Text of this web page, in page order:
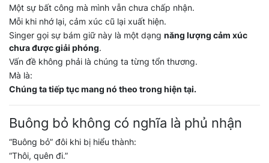
Một sự bất công mà mình vẫn chưa chấp nhận.
Mỗi khi nhớ lại, cảm xúc cũ lại xuất hiện.
Singer gọi sự bám giữ này là một dạng năng lượng cảm xúc
chưa được giải phóng.
Vấn đề không phải là chúng ta từng tổn thương.
Mà là:
Chúng ta tiếp tục mang nó theo trong hiện tại.
Buông bỏ không có nghĩa là phủ nhận
“Buông bỏ” đôi khi bị hiểu thành:
“Thôi, quên đi.”